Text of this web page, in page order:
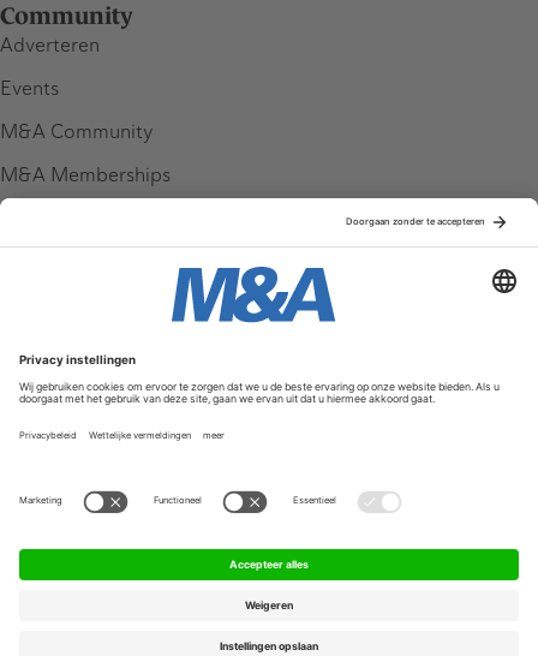
Community
Adverteren
Events
M&A Community
M&A Memberships
Service & Contact
Contact
FAQ
Werken bij ons
Algemene Voorwaarden